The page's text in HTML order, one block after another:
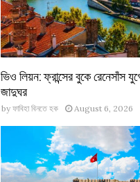
ভিও লিয়ন: ফ্রান্সের বুকে রেনেসাঁস
জাদুঘর
by ফাবিহা বিনতে হক August 6, 2026